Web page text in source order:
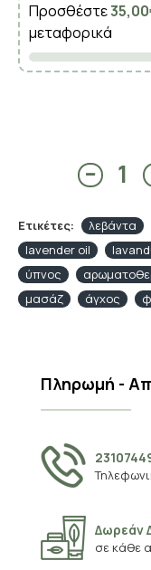
Προσθέστε
μεταφορικά
Ετικέτες: λεβάντα
lavender oil
ύπνος
μασάζ
άγχος
Πληρωμή -
Δωρεάν
σε κάθε